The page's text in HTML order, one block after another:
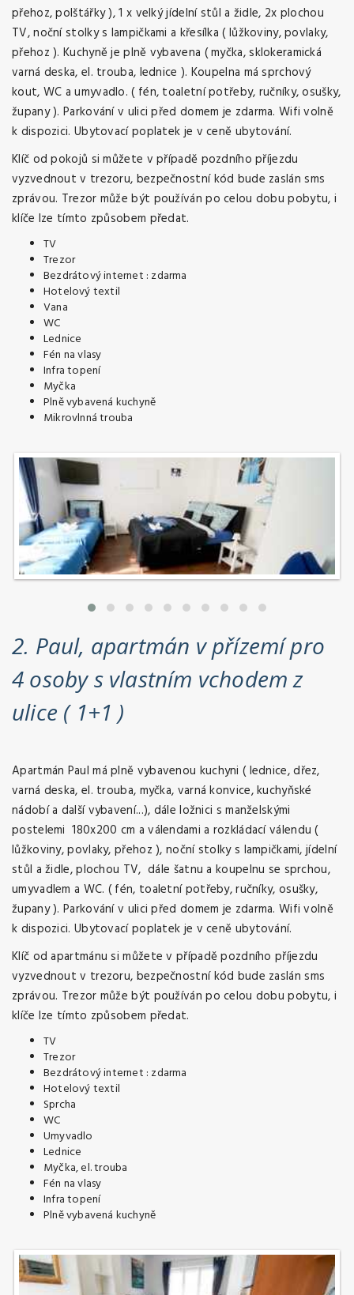
přehoz, polštářky ), 1 x velký jídelní stůl a židle, 2x plochou
TV, noční stolky s lampičkami a křesílka ( lůžkoviny, povlaky,
přehoz ). Kuchyně je plně vybavena ( myčka, sklokeramická
varná deska, el. trouba, lednice ). Koupelna má sprchový
kout, WC a umyvadlo. ( fén, toaletní potřeby, ručníky, osušky,
župany ). Parkování v ulici před domem je zdarma. Wifi volně
k dispozici. Ubytovací poplatek je v ceně ubytování.
Klíč od pokojů si můžete v případě pozdního příjezdu
vyzvednout v trezoru, bezpečnostní kód bude zaslán sms
zprávou. Trezor může být používán po celou dobu pobytu, i
klíče lze tímto způsobem předat.
TV
Trezor
Bezdrátový internet : zdarma
Hotelový textil
Vana
WC
Lednice
Fén na vlasy
Infra topení
Myčka
Plně vybavená kuchyně
Mikrovlnná trouba
2. Paul, apartmán v přízemí pro
4 osoby s vlastním vchodem z
ulice ( 1+1 )
Apartmán Paul má plně vybavenou kuchyni ( lednice, dřez,
varná deska, el. trouba, myčka, varná konvice, kuchyňské
nádobí a další vybavení...), dále ložnici s manželskými
postelemi 180x200 cm a válendami a rozkládací válendu (
lůžkoviny, povlaky, přehoz ), noční stolky s lampičkami, jídelní
stůl a židle, plochou TV, dále šatnu a koupelnu se sprchou,
umyvadlem a WC. ( fén, toaletní potřeby, ručníky, osušky,
župany ). Parkování v ulici před domem je zdarma. Wifi volně
k dispozici. Ubytovací poplatek je v ceně ubytování.
Klíč od apartmánu si můžete v případě pozdního příjezdu
vyzvednout v trezoru, bezpečnostní kód bude zaslán sms
zprávou. Trezor může být používán po celou dobu pobytu, i
klíče lze tímto způsobem předat.
TV
Trezor
Bezdrátový internet : zdarma
Hotelový textil
Sprcha
WC
Umyvadlo
Lednice
Myčka, el. trouba
Fén na vlasy
Infra topení
Plně vybavená kuchyně